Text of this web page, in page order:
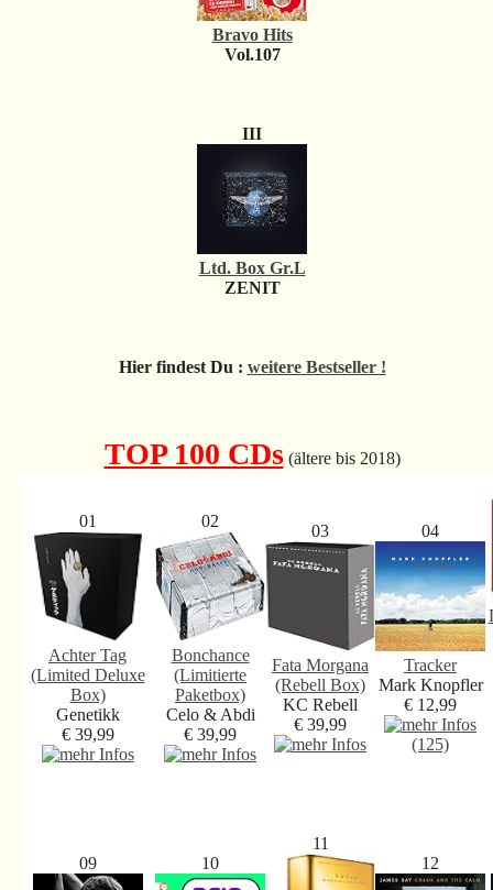
Bravo Hits
Vol.107
III
Ltd. Box Gr.L
ZENIT
Hier findest Du : weitere Bestseller !
TOP 100 CDs (ältere bis 2018)
01
Achter Tag
(Limited Deluxe
Box)
Genetikk
€ 39,99
02
Bonchance
(Limitierte
Paketbox)
Celo & Abdi
€ 39,99
03
Fata Morgana
(Rebell Box)
KC Rebell
€ 39,99
04
Tracker
Mark Knopfler
€ 12,99
(125)
09 10
11
12